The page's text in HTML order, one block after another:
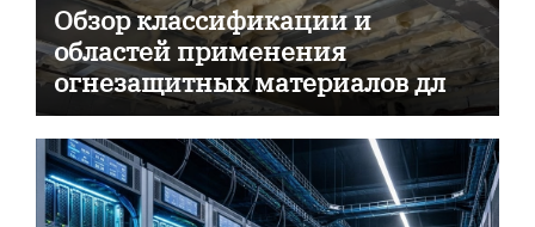
Обзор классификации и
областей применения
огнезащитных материалов для
пассивной противопожарной
защиты